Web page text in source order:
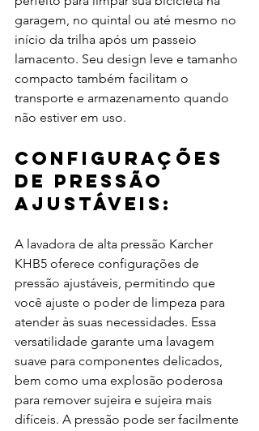
garagem, no quintal ou até mesmo no
início da trilha após um passeio
lamacento. Seu design leve e tamanho
compacto também facilitam o
transporte e armazenamento quando
não estiver em uso.
Configurações
de pressão
ajustáveis:
A lavadora de alta pressão Karcher
KHB5 oferece configurações de
pressão ajustáveis, permitindo que
você ajuste o poder de limpeza para
atender às suas necessidades. Essa
versatilidade garante uma lavagem
suave para componentes delicados,
bem como uma explosão poderosa
para remover sujeira e sujeira mais
difíceis. A pressão pode ser facilmente